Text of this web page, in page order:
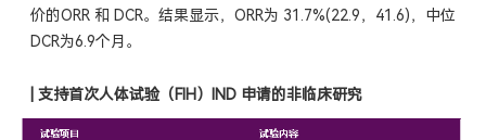
价的ORR 和 DCR。结果显示，ORR为 31.7%(22.9，41.6)，中位
DCR为6.9个月。
支持首次人体试验（FIH）IND 申请的非临床研究